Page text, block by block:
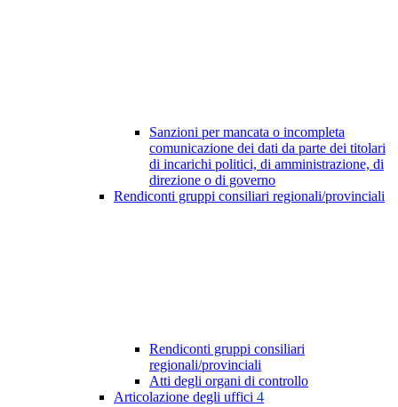
Sanzioni per mancata o incompleta
comunicazione dei dati da parte dei titolari
di incarichi politici, di amministrazione, di
direzione o di governo
Rendiconti gruppi consiliari regionali/provinciali
Rendiconti gruppi consiliari
regionali/provinciali
Atti degli organi di controllo
Articolazione degli uffici 4